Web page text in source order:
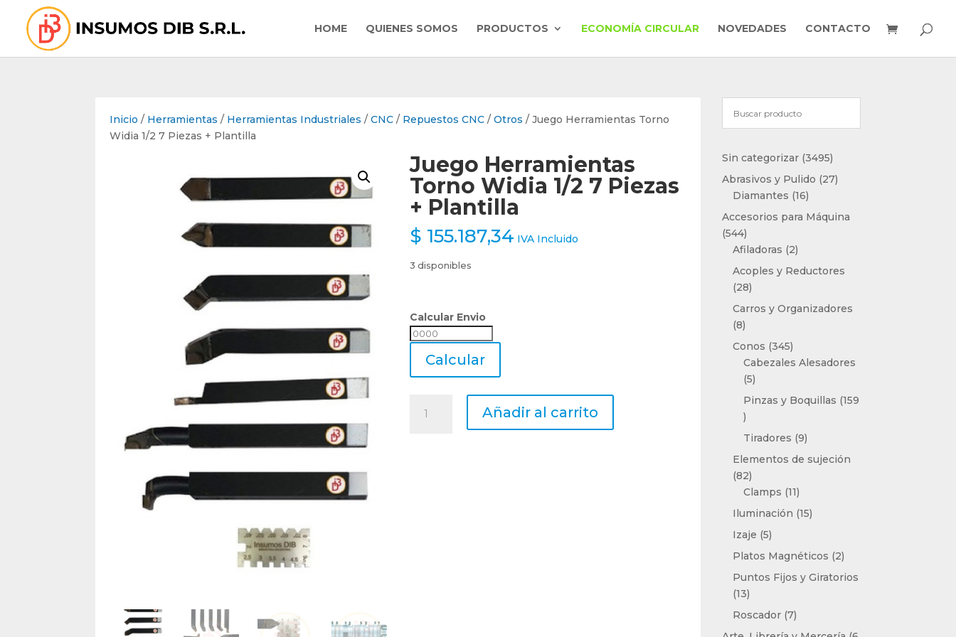
HOME QUIENES SOMOS PRODUCTOS ECONOMÍA CIRCULAR NOVEDADES CONTACTO
Inicio / Herramientas / Herramientas Industriales /CNC / Repuestos CNC /Otros / Juego Herramientas Torno
Widia 1/2 7 Piezas + Plantilla
Juego Herramientas
Torno Widia 1/2 7 Piezas
+ Plantilla
$ 155.187,34 IVA Incluido
3 disponibles
Calcular Envio
Calcular
Calcular
Herramientas
Añadir al carrito
Sin categorizar 34953495
productos
Abrasivos y Pulido 2727
Diamantes 1616
productos
Accesorios para Máquina
544544
productos
Afiladoras 22
productos
Acoples y Reductores
2828
productos
Carros y Organizadores
88
productos
Conos 345345
productos
Cabezales Alesadores
55
productos
Pinzas y Boquillas 159
159
productos
Tiradores 99
productos
Elementos de sujeción
8282
productos
Clamps 1111
productos
Iluminación 1515
Izaje 55
productos
Platos Magnéticos 22
productos
Puntos Fijos y Giratorios
1313
productos
Roscador 77
productos